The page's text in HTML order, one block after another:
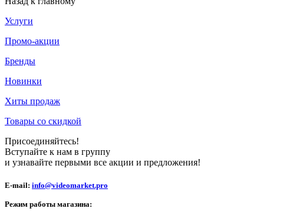
Услуги
Промо-акции
Бренды
Новинки
Хиты продаж
Товары со скидкой
Присоединяйтесь!
Вступайте к нам в группу
и узнавайте первыми все акции и предложения!
E-mail: info@videomarket.pro
Режим работы магазина: